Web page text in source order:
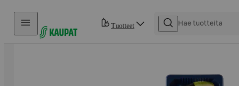
Hyppää sisältöön
Tuotteet